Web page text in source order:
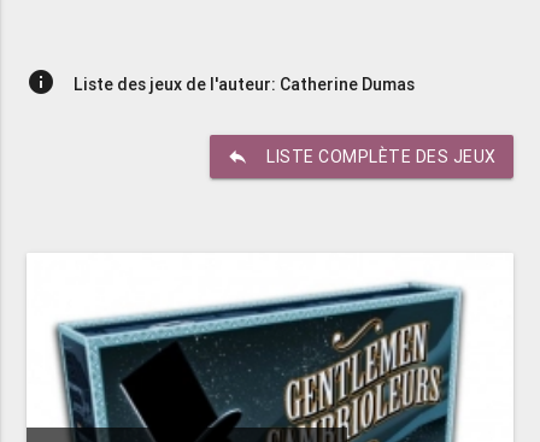
info Liste des jeux de l'auteur: Catherine Dumas
reply LISTE COMPLÈTE DES JEUX